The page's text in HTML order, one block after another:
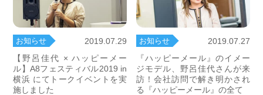
お知らせ
2019.07.29
【野呂佳代 × ハッピーメー
ル】A8フェスティバル2019 in
横浜 にてトークイベントを実
施しました
お知らせ
2019.07.27
『ハッピーメール』のイメー
ジモデル、野呂佳代さんが来
訪！会社訪問で解き明かされ
る『ハッピーメール』の全て